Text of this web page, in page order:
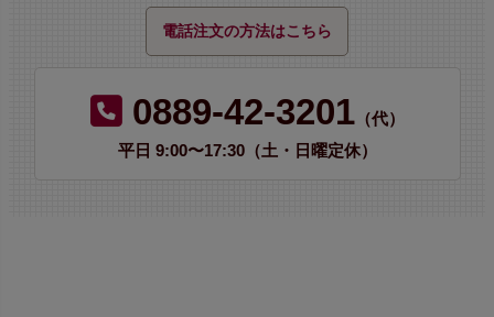
電話注文の方法はこちら
0889-42-3201（代）
平日 9:00〜17:30（土・日曜定休）